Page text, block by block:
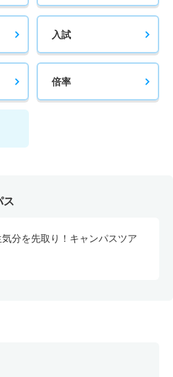
入試
倍率
ス
分を先取り！キャンパスツア